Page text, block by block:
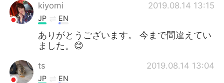
kiyomi 2019.08.14 13:15
JP EN
ありがとうございます。 今まで間違えてい
ました。😊
ts 2019.08.14 13:04
JP EN